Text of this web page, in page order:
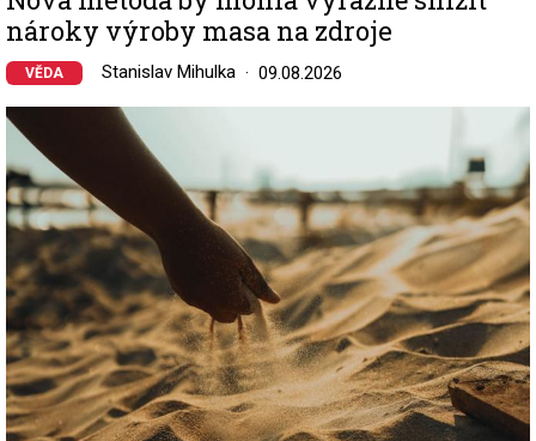
nároky výroby masa na zdroje
VĚDA Stanislav Mihulka 09.08.2026
Image